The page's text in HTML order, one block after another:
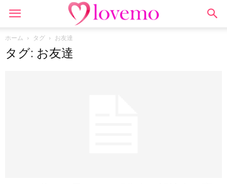
ホーム タグ お友達
タグ: お友達